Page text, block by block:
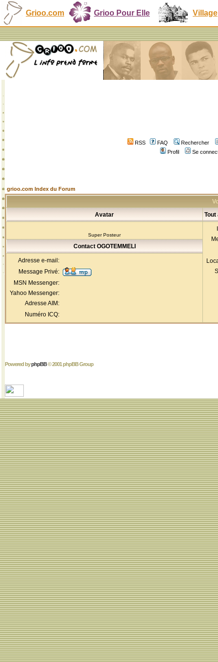
Grioo.com Grioo Pour Elle Village
RSS FAQ
Rechercher
Profil
Se
grioo.com Index du Forum
Avatar
Tout
Super Posteur
Contact OGOTEMMELI
Adresse e-mail:
Message Privé:
MSN Messenger:
Yahoo Messenger:
Adresse AIM:
Numéro ICQ:
Powered byphpBB© 2001 phpBB Group